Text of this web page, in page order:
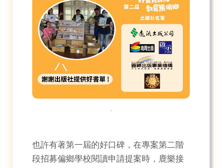
.
也許有著第一屆的好口碑，在專案第二階
段招募偏鄉學校閱讀申請提案時，鹿樂接